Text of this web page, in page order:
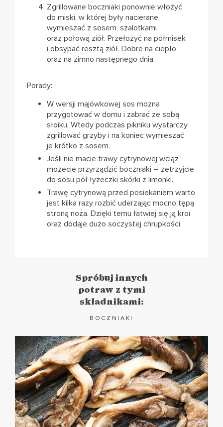
Zgrillowane boczniaki ponownie włożyć
do miski, w której były nacierane,
wymieszać z sosem, szalotkami
oraz połową ziół. Przełożyć na półmisek
i obsypać resztą ziół. Dobre na ciepło
oraz na zimno następnego dnia.
Porady:
W wersji majówkowej sos można
przygotować w domu i zabrać ze sobą
słoiku. Wtedy podczas pikniku wystarczy
zgrillować grzyby i na koniec wymieszać
je krótko z sosem.
Jeśli nie macie trawy cytrynowej wciąż
możecie przyrządzić boczniaki – zetrzyjcie
do sosu pół łyżeczki skórki z limonki.
Trawę cytrynową przed posiekaniem warto
jest kilka razy rozbić uderzając mocno tępą
stroną noża. Dzięki temu łatwiej się ją kroi
oraz dodaje dużo soczystej chrupkości.
Spróbuj innych
potraw z tymi
składnikami:
BOCZNIAKI